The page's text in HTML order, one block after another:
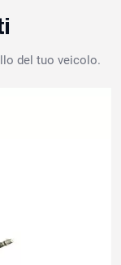
del tuo veicolo.